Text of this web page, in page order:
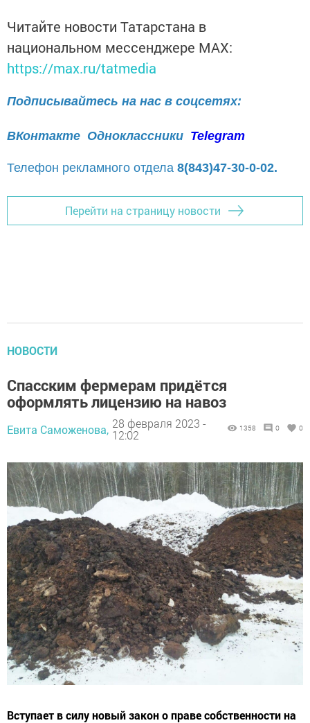
Читайте новости Татарстана в
национальном мессенджере MАХ:
https://max.ru/tatmedia
Подписывайтесь на нас в соцсетях:
ВКонтакте Одноклассники Telegram
Телефон рекламного отдела 8(843)47-30-0-02.
Перейти на страницу новости
НОВОСТИ
Спасским фермерам придётся
оформлять лицензию на навоз
Евита Саможенова, 28 февраля 2023 -
12:02
1358 0 0
Вступает в силу новый закон о праве собственности на